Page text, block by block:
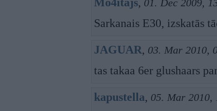
01. Dec 2009,
Sarkanais E30, izskatās
JAGUAR, 03. Mar 2010,
tas takaa 6er glushaars
kapustella, 05. Mar 2010,